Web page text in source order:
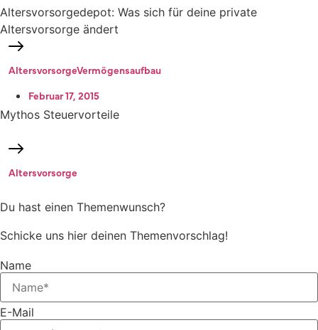
Altersvorsorgedepot: Was sich für deine private
Altersvorsorge ändert
AltersvorsorgeVermögensaufbau
Februar 17, 2015
Mythos Steuervorteile
Altersvorsorge
Du hast einen Themenwunsch?
Schicke uns hier deinen Themenvorschlag!
Name
E-Mail